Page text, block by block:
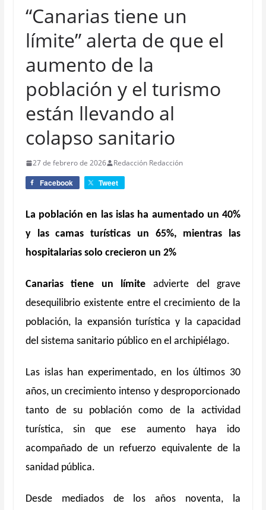
“Canarias tiene un
límite” alerta de que el
aumento de la
población y el turismo
están llevando al
colapso sanitario
27 de febrero de 2026 Redacción Redacción
Facebook Tweet
La población en las islas ha aumentado un 40%
y las camas turísticas un 65%, mientras las
hospitalarias solo crecieron un 2%
Canarias tiene un límiteadvierte del grave
desequilibrio existente entre el crecimiento de la
población, la expansión turística y la capacidad
del sistema sanitario público en el archipiélago.
Las islas han experimentado, en los últimos 30
años, un crecimiento intenso y desproporcionado
tanto de su población como de la actividad
turística, sin que ese aumento haya ido
acompañado de un refuerzo equivalente de la
sanidad pública.
Desde mediados de los años noventa, la